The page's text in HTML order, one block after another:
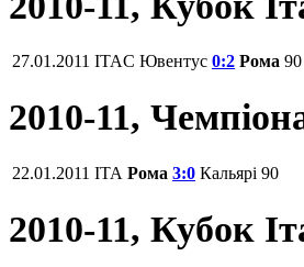
27.01.2011 ITAC Ювентус 0:2 Рома 90
2010-11,
22.01.2011 ITA Рома 3:0 Кальярі 90
2010-11, Кубок